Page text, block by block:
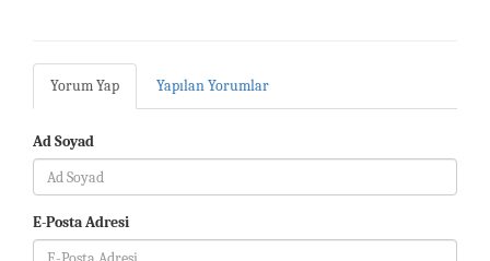
Yorum Yap Yapılan Yorumlar
Ad Soyad
E-Posta Adresi